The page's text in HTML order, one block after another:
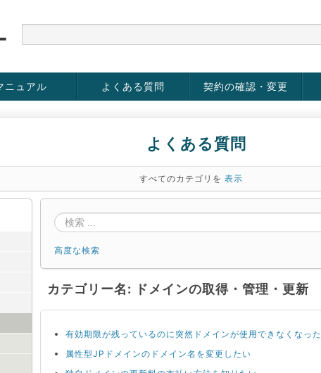
ニュアル よくある質問 契約の確認・変更
よくある質問
すべてのカテゴリを 表示
高度な検索
カテゴリー名: ドメインの取得・管理・更新
有効期限が残っているのに突然ドメインが使用できなくなった
属性型JPドメインのドメイン名を変更したい